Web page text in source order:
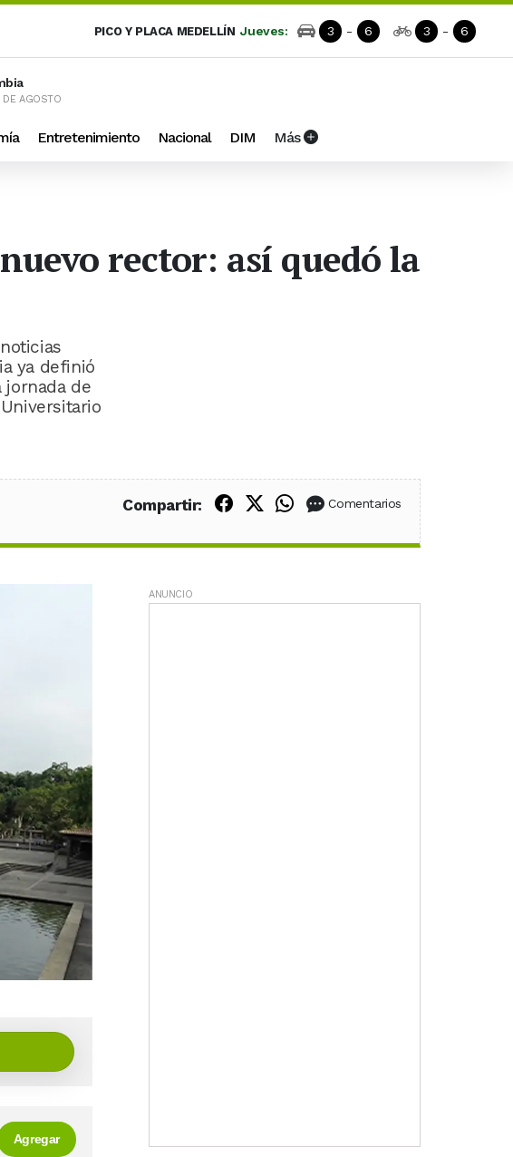
PICO Y PLACA MEDELLÍN Jueves: 3 - 6 3 - 6
AGOSTO
Entretenimiento Nacional DIM Más
rector: así quedó la
ya definió
jornada de
Compartir: Compartir en Facebook
Compartir en X (Twitter)
Compartir en WhatsApp
Comentarios
Agregar
ANUNCIO